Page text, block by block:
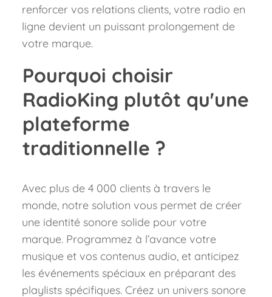
renforcer vos relations clients, votre radio en
ligne devient un puissant prolongement de
votre marque.
Pourquoi choisir
RadioKing plutôt qu'une
plateforme
traditionnelle ?
Avec plus de 4 000 clients à travers le
monde, notre solution vous permet de créer
une identité sonore solide pour votre
marque. Programmez à l’avance votre
musique et vos contenus audio, et anticipez
les événements spéciaux en préparant des
playlists spécifiques. Créez un univers sonore